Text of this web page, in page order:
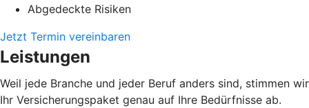
Abgedeckte Risiken
Jetzt Termin vereinbaren
Leistungen
Weil jede Branche und jeder Beruf anders sind, stimmen wir
Ihr Versicherungspaket genau auf Ihre Bedürfnisse ab.